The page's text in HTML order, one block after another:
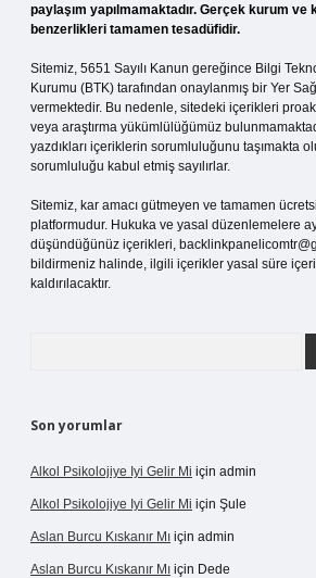
paylaşım yapılmamaktadır. Gerçek kurum ve
benzerlikleri tamamen tesadüfidir.
Sitemiz, 5651 Sayılı Kanun gereğince Bilgi
Kurumu (BTK) tarafından onaylanmış bir Yer
vermektedir. Bu nedenle, sitedeki içerikleri
veya araştırma yükümlülüğümüz
yazdıkları içeriklerin sorumluluğunu taşımakta
sorumluluğu kabul etmiş sayılırlar.
Sitemiz, kar amacı gütmeyen ve tamamen
platformudur. Hukuka ve yasal düzenlemelere
düşündüğünüz içerikleri,
bildirmeniz halinde, ilgili içerikler yasal süre
kaldırılacaktır.
Son yorumlar
Alkol Psikolojiye Iyi Gelir Mi için admin
Alkol Psikolojiye Iyi Gelir Mi için Şule
Aslan Burcu Kıskanır Mı için admin
Aslan Burcu Kıskanır Mı için Dede